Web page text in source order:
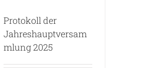
Protokoll der
Jahreshauptversam
mlung 2025